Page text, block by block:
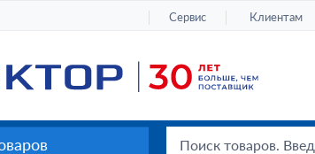
Сервис Клиентам